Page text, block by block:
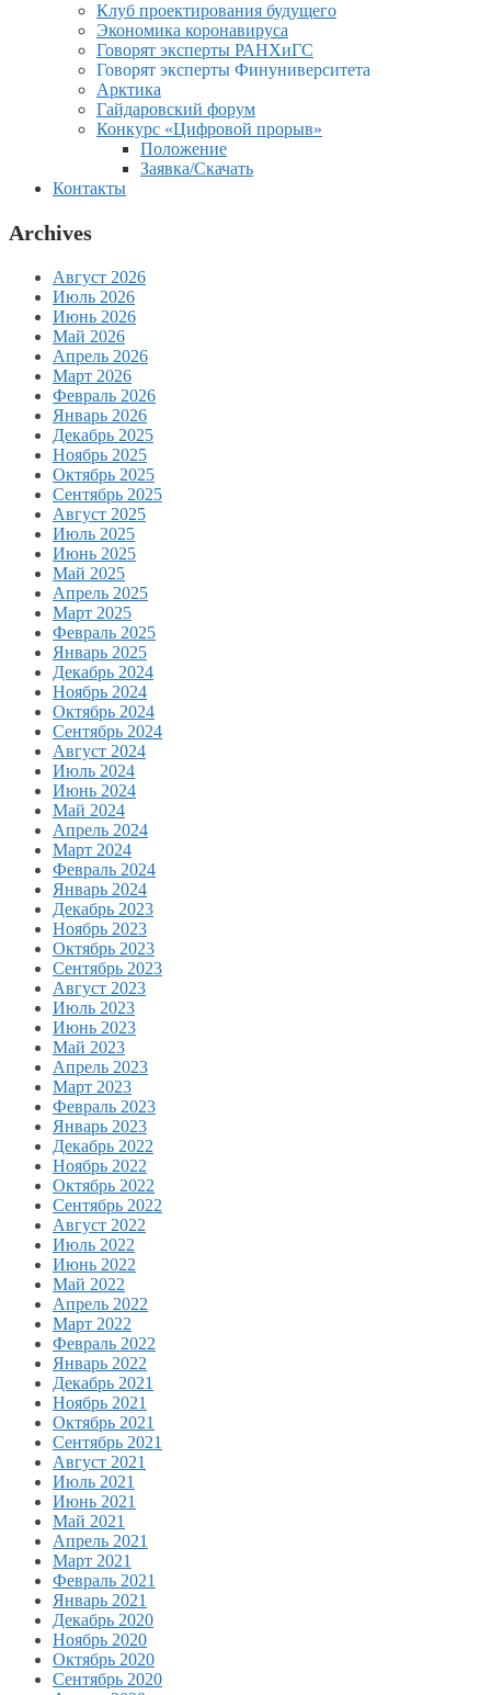
Клуб проектирования будущего
Экономика коронавируса
Говорят эксперты РАНХиГС
Говорят эксперты Финуниверситета
Арктика
Гайдаровский форум
Конкурс «Цифровой прорыв»
Положение
Заявка/Скачать
Контакты
Archives
Август 2026
Июль 2026
Июнь 2026
Май 2026
Апрель 2026
Март 2026
Февраль 2026
Январь 2026
Декабрь 2025
Ноябрь 2025
Октябрь 2025
Сентябрь 2025
Август 2025
Июль 2025
Июнь 2025
Май 2025
Апрель 2025
Март 2025
Февраль 2025
Январь 2025
Декабрь 2024
Ноябрь 2024
Октябрь 2024
Сентябрь 2024
Август 2024
Июль 2024
Июнь 2024
Май 2024
Апрель 2024
Март 2024
Февраль 2024
Январь 2024
Декабрь 2023
Ноябрь 2023
Октябрь 2023
Сентябрь 2023
Август 2023
Июль 2023
Июнь 2023
Май 2023
Апрель 2023
Март 2023
Февраль 2023
Январь 2023
Декабрь 2022
Ноябрь 2022
Октябрь 2022
Сентябрь 2022
Август 2022
Июль 2022
Июнь 2022
Май 2022
Апрель 2022
Март 2022
Февраль 2022
Январь 2022
Декабрь 2021
Ноябрь 2021
Октябрь 2021
Сентябрь 2021
Август 2021
Июль 2021
Июнь 2021
Май 2021
Апрель 2021
Март 2021
Февраль 2021
Январь 2021
Декабрь 2020
Ноябрь 2020
Октябрь 2020
Сентябрь 2020